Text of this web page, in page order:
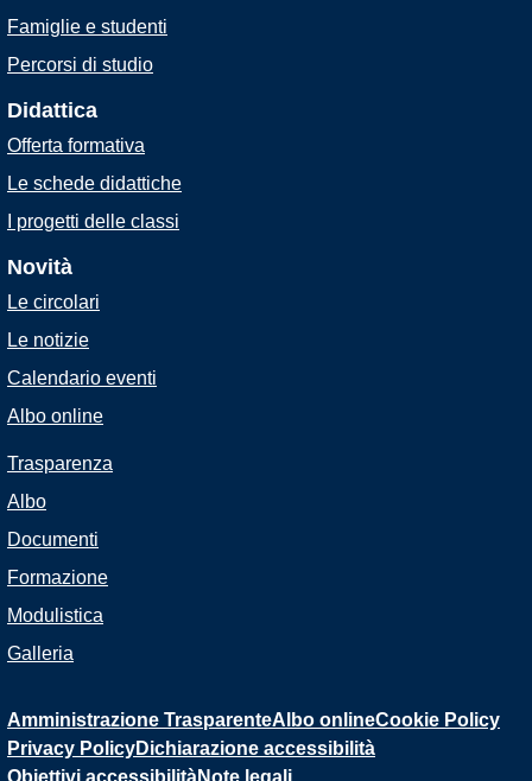
Famiglie e studenti
Percorsi di studio
Didattica
Offerta formativa
Le schede didattiche
I progetti delle classi
Novità
Le circolari
Le notizie
Calendario eventi
Albo online
Trasparenza
Albo
Documenti
Formazione
Modulistica
Galleria
Amministrazione TrasparenteAlbo onlineCookie Policy
Privacy PolicyDichiarazione accessibilità
Obiettivi accessibilità Note legali